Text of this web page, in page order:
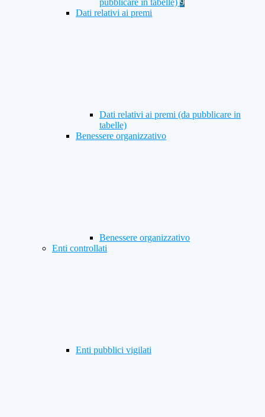
pubblicare in tabelle) 9
Dati relativi ai premi
Dati relativi ai premi (da pubblicare in
tabelle)
Benessere organizzativo
Benessere organizzativo
Enti controllati
Enti pubblici vigilati